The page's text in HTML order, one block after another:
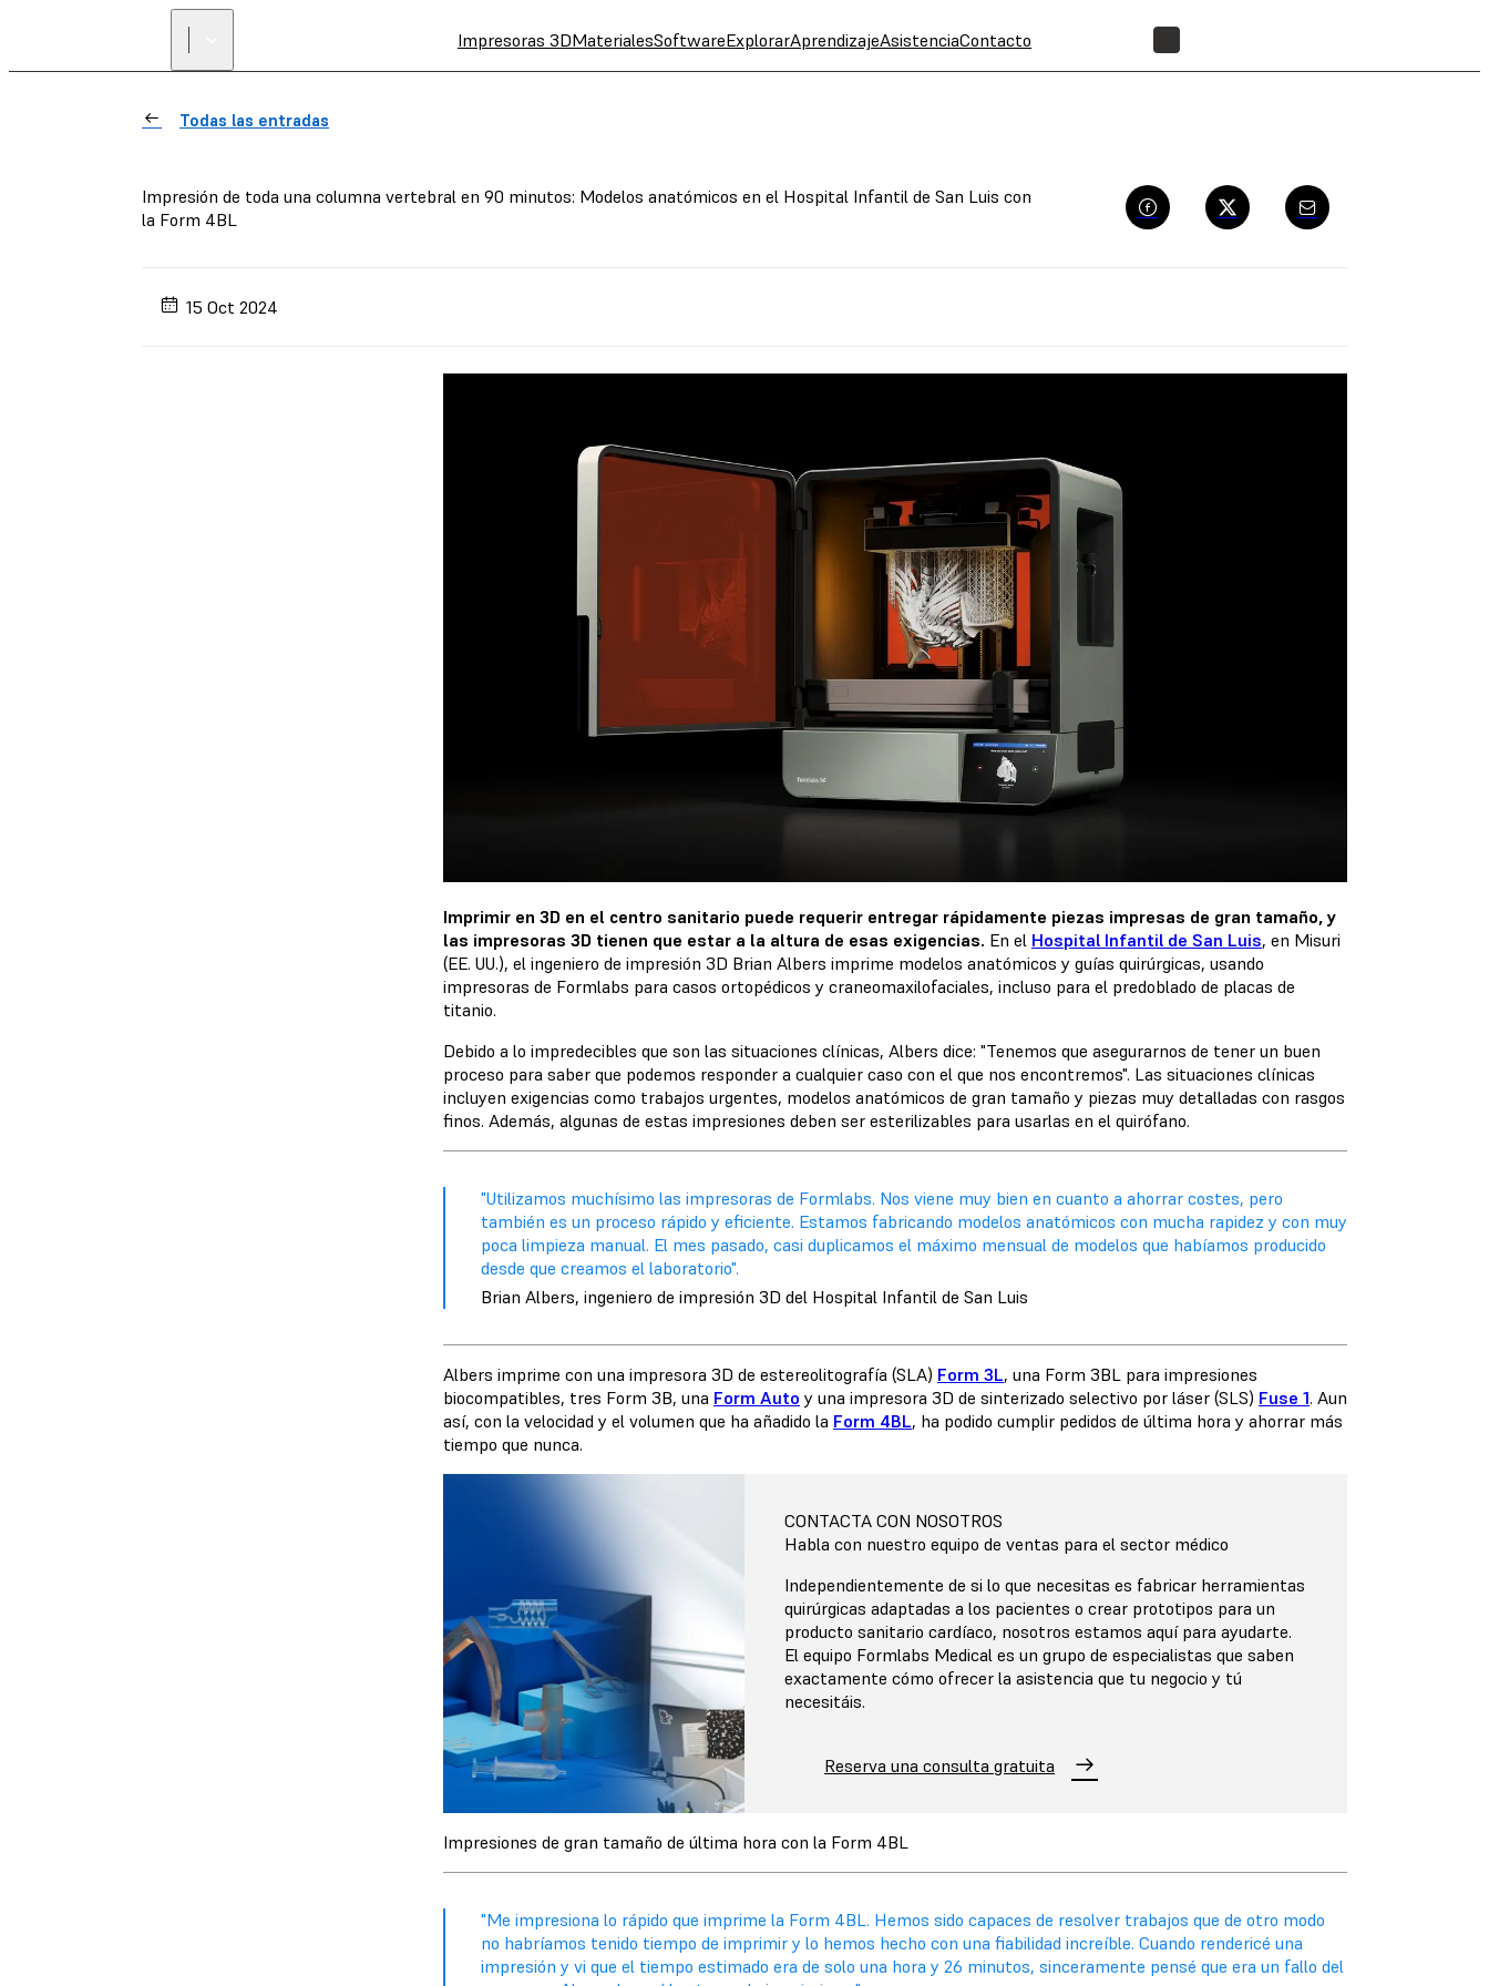
Impresoras 3DMaterialesSoftwareExplorarAprendizajeAsistenciaContacto
Todas las entradas
Impresión de toda una columna vertebral en 90 minutos: Modelos anatómicos en el Hospital Infantil de San Luis con
la Form 4BL
15 Oct 2024
Imprimir en 3D en el centro sanitario puede requerir entregar rápidamente piezas impresas de gran tamaño, y
las impresoras 3D tienen que estar a la altura de esas exigencias. En el Hospital Infantil de San Luis, en Misuri
(EE. UU.), el ingeniero de impresión 3D Brian Albers imprime modelos anatómicos y guías quirúrgicas, usando
impresoras de Formlabs para casos ortopédicos y craneomaxilofaciales, incluso para el predoblado de placas de
titanio.
Debido a lo impredecibles que son las situaciones clínicas, Albers dice: "Tenemos que asegurarnos de tener un buen
proceso para saber que podemos responder a cualquier caso con el que nos encontremos". Las situaciones clínicas
incluyen exigencias como trabajos urgentes, modelos anatómicos de gran tamaño y piezas muy detalladas con rasgos
finos. Además, algunas de estas impresiones deben ser esterilizables para usarlas en el quirófano.
"Utilizamos muchísimo las impresoras de Formlabs. Nos viene muy bien en cuanto a ahorrar costes, pero
también es un proceso rápido y eficiente. Estamos fabricando modelos anatómicos con mucha rapidez y con muy
poca limpieza manual. El mes pasado, casi duplicamos el máximo mensual de modelos que habíamos producido
desde que creamos el laboratorio".
Brian Albers, ingeniero de impresión 3D del Hospital Infantil de San Luis
Albers imprime con una impresora 3D de estereolitografía (SLA) Form 3L, una Form 3BL para impresiones
biocompatibles, tres Form 3B, una Form Auto y una impresora 3D de sinterizado selectivo por láser (SLS) Fuse 1. Aun
así, con la velocidad y el volumen que ha añadido la Form 4BL, ha podido cumplir pedidos de última hora y ahorrar más
tiempo que nunca.
CONTACTA CON NOSOTROS
Habla con nuestro equipo de ventas para el sector médico
Independientemente de si lo que necesitas es fabricar herramientas
quirúrgicas adaptadas a los pacientes o crear prototipos para un
producto sanitario cardíaco, nosotros estamos aquí para ayudarte.
El equipo Formlabs Medical es un grupo de especialistas que saben
exactamente cómo ofrecer la asistencia que tu negocio y tú
necesitáis.
Reserva una consulta gratuita
Impresiones de gran tamaño de última hora con la Form 4BL
"Me impresiona lo rápido que imprime la Form 4BL. Hemos sido capaces de resolver trabajos que de otro modo
no habríamos tenido tiempo de imprimir y lo hemos hecho con una fiabilidad increíble. Cuando rendericé una
impresión y vi que el tiempo estimado era de solo una hora y 26 minutos, sinceramente pensé que era un fallo del